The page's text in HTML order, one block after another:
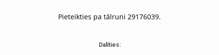
Pieteikties pa tālruni 29176039.
Dalīties: